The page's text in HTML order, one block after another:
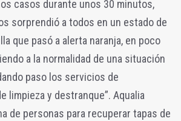
casos durante unos 30 minutos,
sorprendió a todos en un estado de
que pasó a alerta naranja, en poco
a la normalidad de una situación
paso los servicios de
limpieza y destranque”. Aqualia
de personas para recuperar tapas de